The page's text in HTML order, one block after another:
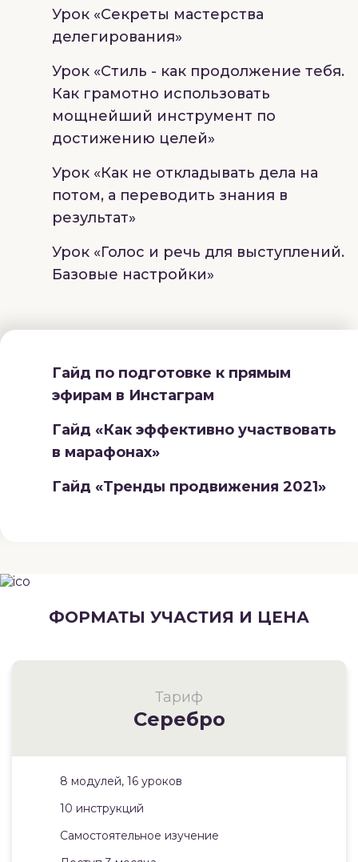
Урок «Секреты мастерства
делегирования»
Урок «Стиль - как продолжение тебя.
Как грамотно использовать
мощнейший инструмент по
достижению целей»
Урок «Как не откладывать дела на
потом, а переводить знания в
результат»
Урок «Голос и речь для выступлений.
Базовые настройки»
Гайд по подготовке к прямым
эфирам в Инстаграм
Гайд «Как эффективно участвовать
в марафонах»
Гайд «Тренды продвижения 2021»
ФОРМАТЫ УЧАСТИЯ И ЦЕНА
Тариф
Серебро
8 модулей, 16 уроков
10 инструкций
Самостоятельное изучение